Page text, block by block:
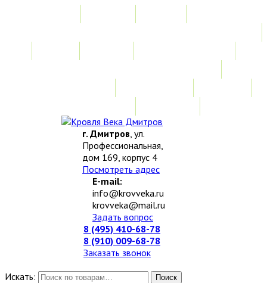
г. Дмитров, ул.
Профессиональная,
дом 169, корпус 4
Посмотреть адрес
E-mail:
info@krovveka.ru
krovveka@mail.ru
Задать вопрос
8 (495) 410-68-78
8 (910) 009-68-78
Заказать звонок
Искать:
Поиск